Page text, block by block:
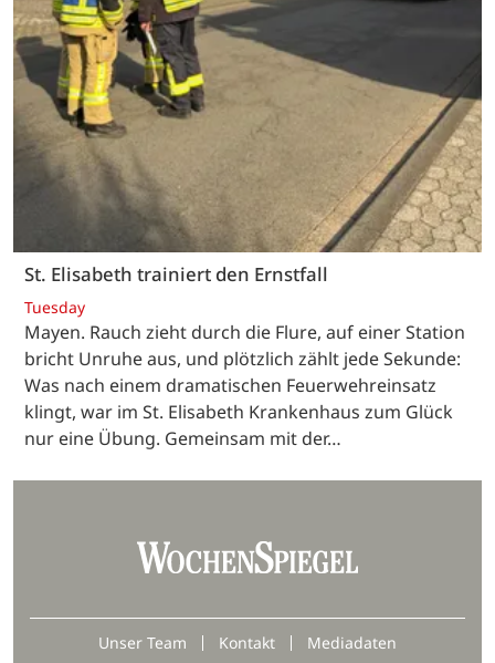
St. Elisabeth trainiert den Ernstfall
Tuesday
Mayen. Rauch zieht durch die Flure, auf einer Station
bricht Unruhe aus, und plötzlich zählt jede Sekunde:
Was nach einem dramatischen Feuerwehreinsatz
klingt, war im St. Elisabeth Krankenhaus zum Glück
nur eine Übung. Gemeinsam mit der…
Unser Team Kontakt Mediadaten